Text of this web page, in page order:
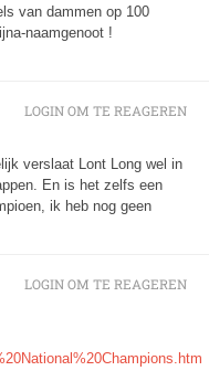
van dammen op 100
naamgenoot !
verslaat Lont Long wel in
En is het zelfs een
ik heb nog geen
LOGIN OM TE REAGEREN
LOGIN OM TE REAGEREN